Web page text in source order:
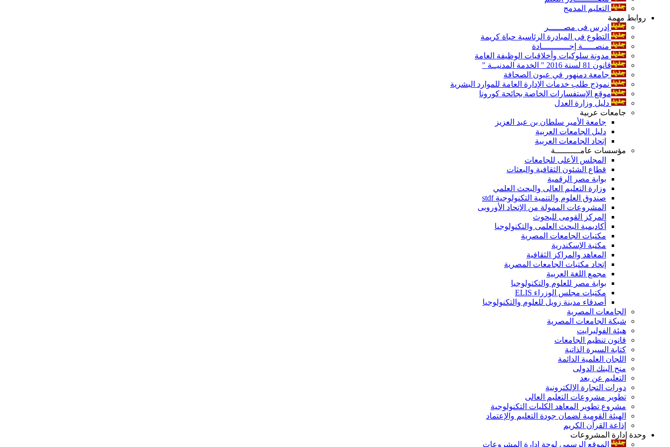
التعليم المدمج
روابط مهمة
إدرس فى مصــــــر
التطوع فى المبادرة الرئاسية حياة كريمة
منصـــــة إجـــــــــــادة
مدونة سلوكيات وأخلاقيات الوظيفة العامة
قانون 81 لسنة 2016 " الخدمة المدنيــة "
جامعة دمنهور في عيون الصحافة
نموذج طلب خدمات الإدارة العامة للموارد البشرية
موقع الإستفسارات الخاصة بجائحة كورونا
دليل وزارة العدل
جامعات عربية
جامعة الأمير سلطان بن عبد العزيز
دليل الجامعات العربية
إتحاد الجامعات العربية
مؤسسات عامــــــــــة
المجلس الأعلى للجامعات
قطاع الشئون الثقافية والبعثات
بوابة مصر الرقمية
وزارة التعليم العالى والبحث العلمي
صندوق العلوم والتنمية التكنولوجية stdf
المشروعات الممولة من الإتحاد الأوروبى
المركز القومى للبحوث
أكاديمية البحث العلمى والتكنولوجيا
مكتبات الجامعات المصرية
مكتبة الإسكندرية
المعاهد والمراكز الثقافية
إتحاد مكتبات الجامعات المصرية
مجمع اللغة العربية
بوابة مصر للعلوم والتكتولوجيا
مكتبات مجلس الوزراء ELIS
أصدقاء مدينة زويل للعلوم والتكنولوجيا
الجامعات المصرية
شبكة الجامعات المصرية
هيئة الفولبرايت
قانون تنظيم الجامعات
كتابة السيرة الذاتية
اللجان العلمية الدائمة
منح البنك الدولى
التعليم عن بعد
دورات التجارة الإلكترونية
تطوير مشروعات التعليم العالى
مشروع تطوير المعاهد الكليات التكنولوجية
الهيئة القومية لضمان جودة التعليم والإعتماد
إذاعة القرآن الكريم
وحدة إدارة المشروعات
الموقع الرسمى لوحة إدارة المشروعات